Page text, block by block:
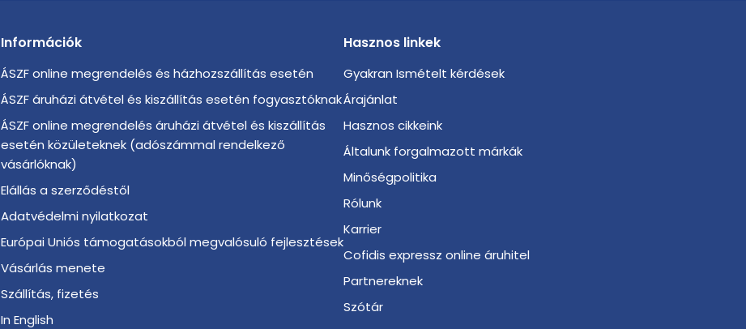
Információk
ÁSZF online megrendelés és házhozszállítás esetén
ÁSZF áruházi átvétel és kiszállítás esetén fogyasztóknak
ÁSZF online megrendelés áruházi átvétel és kiszállítás
esetén közületeknek (adószámmal rendelkező
vásárlóknak)
Elállás a szerződéstől
Adatvédelmi nyilatkozat
Európai Uniós támogatásokból megvalósuló fejlesztések
Vásárlás menete
Szállítás, fizetés
In English
Hasznos linkek
Gyakran Ismételt kérdések
Árajánlat
Hasznos cikkeink
Általunk forgalmazott márkák
Minőségpolitika
Rólunk
Karrier
Cofidis expressz online áruhitel
Partnereknek
Szótár